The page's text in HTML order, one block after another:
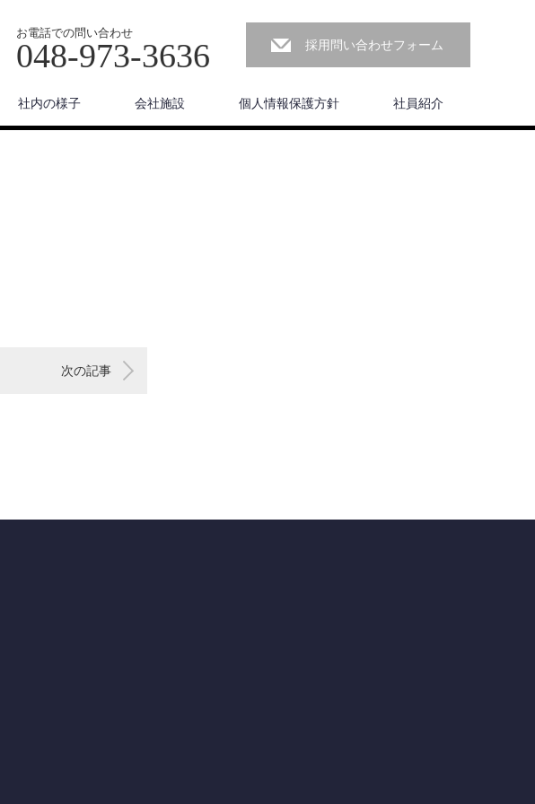
お電話での問い合わせ
048‐973‐3636 採用問い合わせフォーム
社内の様子 会社施設 個人情報保護方針 社員紹介
次の記事